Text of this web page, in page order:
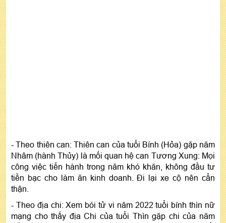
- Theo thiên can: Thiên can của tuổi Bính (Hỏa) gặp năm
Nhâm (hành Thủy) là mối quan hệ can Tương Xung: Mọi
công việc tiến hành trong năm khó khăn, không đầu tư
tiền bạc cho làm ăn kinh doanh. Đi lại xe cộ nên cẩn
thận.
- Theo địa chi: Xem bói tử vi năm 2022 tuổi bính thìn nữ
mạng cho thấy địa Chi của tuổi Thìn gặp chi của năm